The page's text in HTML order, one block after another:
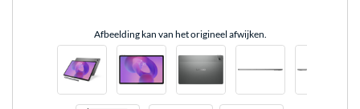
Afbeelding kan van het origineel afwijken.